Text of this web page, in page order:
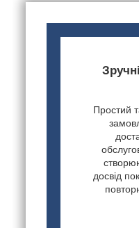
Простий
досвід